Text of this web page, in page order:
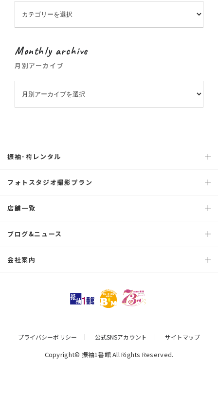
Monthly archive
月別アーカイブ
振袖･袴レンタル
フォトスタジオ撮影プラン
店舗一覧
ブログ&ニュース
会社案内
プライバシーポリシー 公式SNSアカウント サイトマップ
Copyright© 振袖1番館 All Rights Reserved.